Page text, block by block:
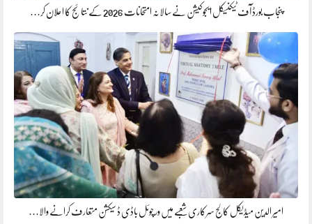
پنجاب بورڈ آف ٹیکنیکل ایجوکیشن نے سالانہ امتحانات 2026 کے نتائج کا اعلان کر…
​امیر الدین میڈیکل کالج سرکاری شعبے میں ورچوئل باڈی ڈ سیکشن متعارف کرانے والا…